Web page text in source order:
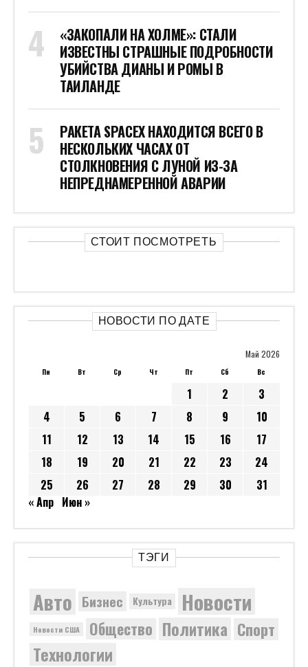
«ЗАКОПАЛИ НА ХОЛМЕ»: СТАЛИ
ИЗВЕСТНЫ СТРАШНЫЕ ПОДРОБНОСТИ
УБИЙСТВА ДИАНЫ И РОМЫ В
ТАИЛАНДЕ
РАКЕТА SPACEX НАХОДИТСЯ ВСЕГО В
НЕСКОЛЬКИХ ЧАСАХ ОТ
СТОЛКНОВЕНИЯ С ЛУНОЙ ИЗ-ЗА
НЕПРЕДНАМЕРЕННОЙ АВАРИИ
СТОИТ ПОСМОТРЕТЬ
НОВОСТИ ПО ДАТЕ
Май 2026
Пн Вт Ср Чт Пт Сб Вс
1 2
3
4
5 6 7 8 9
10
11
12 13 14 15 16
17
18
19 20 21 22 23
24
25
26 27 28 29 30
31
« Апр Июн »
ТЭГИ
Авто Бизнес Культура Новости
Новости США Общество Политика Спорт
Технологии